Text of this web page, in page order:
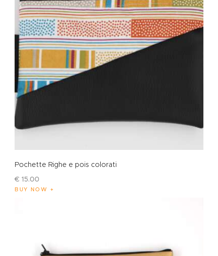
Pochette Righe e pois colorati
€ 15.00
BUY NOW